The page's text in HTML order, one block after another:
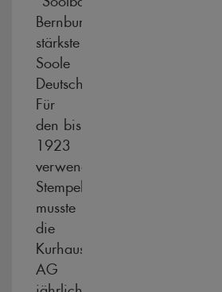
Bernburg,
stärkste
Soole
Deutschlands".
Für
den bis
1923
verwendeten
Stempel
musste
die
Kurhaus
AG
jährlich